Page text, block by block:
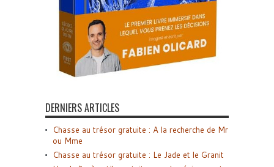
DERNIERS ARTICLES
Chasse au trésor gratuite : A la recherche de Mr
ou Mme
Chasse au trésor gratuite : Le Jade et le Granit